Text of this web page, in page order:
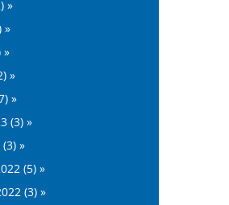
»
»
»
»
»
(3) »
»
(5) »
(3) »